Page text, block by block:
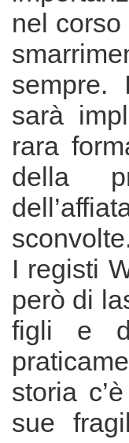
nel
sempre.
sarà
rara
della
I registi
però di
figli e
storia
sue